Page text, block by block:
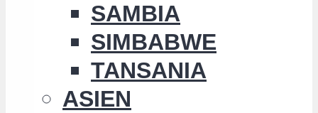
SAMBIA
SIMBABWE
TANSANIA
ASIEN